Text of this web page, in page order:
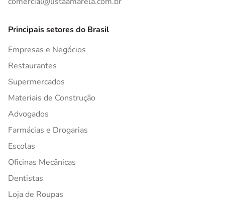
Principais setores do Brasil
Empresas e Negócios
Restaurantes
Supermercados
Materiais de Construção
Advogados
Farmácias e Drogarias
Escolas
Oficinas Mecânicas
Dentistas
Loja de Roupas